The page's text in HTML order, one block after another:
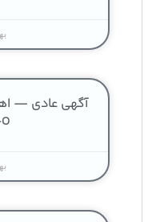
آگهی عادی —
O+ اصفهان